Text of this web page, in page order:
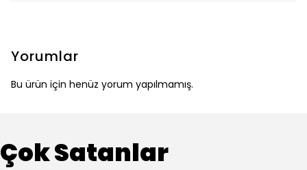
Yorumlar
Bu ürün için henüz yorum yapılmamış.
Çok Satanlar